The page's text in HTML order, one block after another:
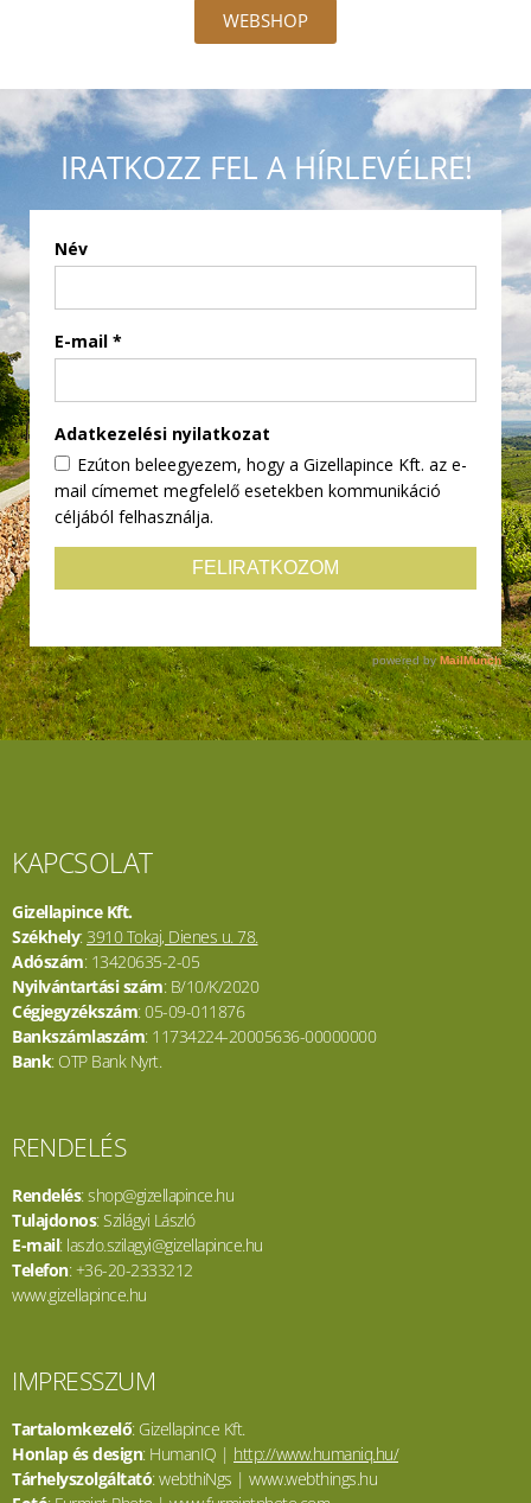
WEBSHOP
IRATKOZZ FEL A HÍRLEVÉLRE!
KAPCSOLAT
Gizellapince Kft.
Székhely:3910 Tokaj, Dienes u. 78.
Adószám: 13420635-2-05
Nyilvántartási szám: B/10/K/2020
Cégjegyzékszám: 05-09-011876
Bankszámlaszám: 11734224-20005636-00000000
Bank: OTP Bank Nyrt.
RENDELÉS
Rendelés: shop@gizellapince.hu
Tulajdonos: Szilágyi László
E-mail: laszlo.szilagyi@gizellapince.hu
Telefon: +36-20-2333212
www.gizellapince.hu
IMPRESSZUM
Tartalomkezelő: Gizellapince Kft.
Honlap és design: HumanIQ | http://www.humaniq.hu/
Tárhelyszolgáltató: webthiNgs | www.webthings.hu